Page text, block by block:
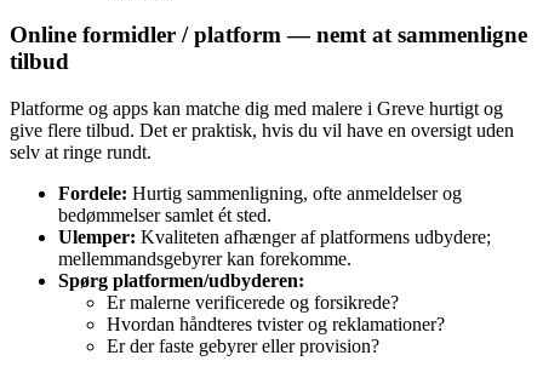
Online formidler / platform — nemt at sammenligne
tilbud
Platforme og apps kan matche dig med malere i Greve hurtigt og
give flere tilbud. Det er praktisk, hvis du vil have en oversigt uden
selv at ringe rundt.
Fordele: Hurtig sammenligning, ofte anmeldelser og
bedømmelser samlet ét sted.
Ulemper: Kvaliteten afhænger af platformens udbydere;
mellemmandsgebyrer kan forekomme.
Spørg platformen/udbyderen:
Er malerne verificerede og forsikrede?
Hvordan håndteres tvister og reklamationer?
Er der faste gebyrer eller provision?